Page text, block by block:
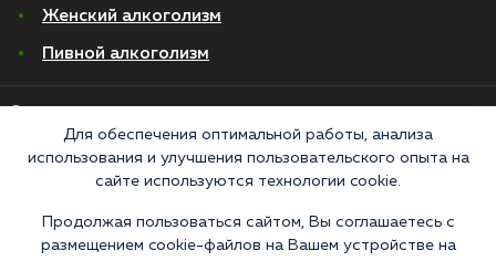
Женский алкоголизм
Пивной алкоголизм
Политика конфиденциальности
ЛО-50-01-012801 от 27.08.2021 по адресу: 127083, Московская область, г.
Москва, улица 8 Марта, 1с12, подъезд 1
Для обеспечения оптимальной работы, анализа
использования и улучшения пользовательского опыта на
сайте используются технологии cookie.
Продолжая пользоваться сайтом, Вы соглашаетесь с
размещением cookie-файлов на Вашем устройстве на